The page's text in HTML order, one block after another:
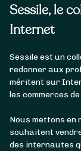
Sessile, le
Internet
Sessile est un
redonner aux
méritent sur
les commerces
Nous mettons
souhaitent
des internautes